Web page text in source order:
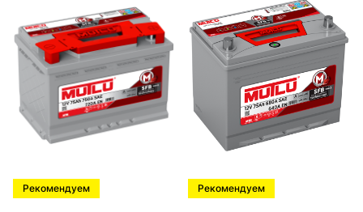
Рекомендуем Рекомендуем